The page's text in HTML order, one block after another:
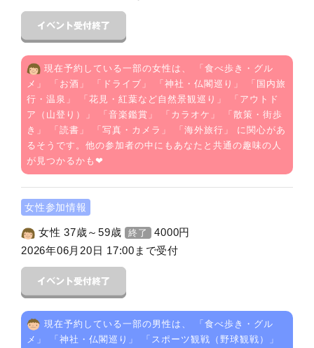
現在予約している一部の女性は、 「食べ歩き・グル
メ 」 「 お酒 」 「 ドライブ 」 「神社・仏閣巡り 」 「 国内旅
行・温泉 」 「花見・紅葉など自然景観巡り 」 「 アウトド
ア（山登り）
」 「音楽鑑賞 」 「 カラオケ 」 「散策・街歩
き 」 「読書 」 「写真・カメラ 」 「海外旅行 」 に関心があ
るそうです。他の参加者の中にもあなたと共通の趣味の人
が見つかるかも❤
女性参加情報
女性 37歳～59歳 終了 4000円
2026年06月20日 17:00まで受付
現在予約している一部の男性は、 「食べ歩き・グル
メ 」 「神社・仏閣巡り 」 「 スポーツ観戦（野球観戦）
」